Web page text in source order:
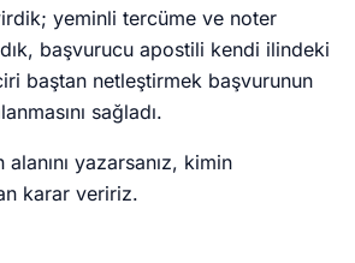
yeminli tercüme ve noter
başvurucu apostili kendi ilindeki
baştan netleştirmek başvurunun
sağladı.
yazarsanız, kimin
karar veririz.